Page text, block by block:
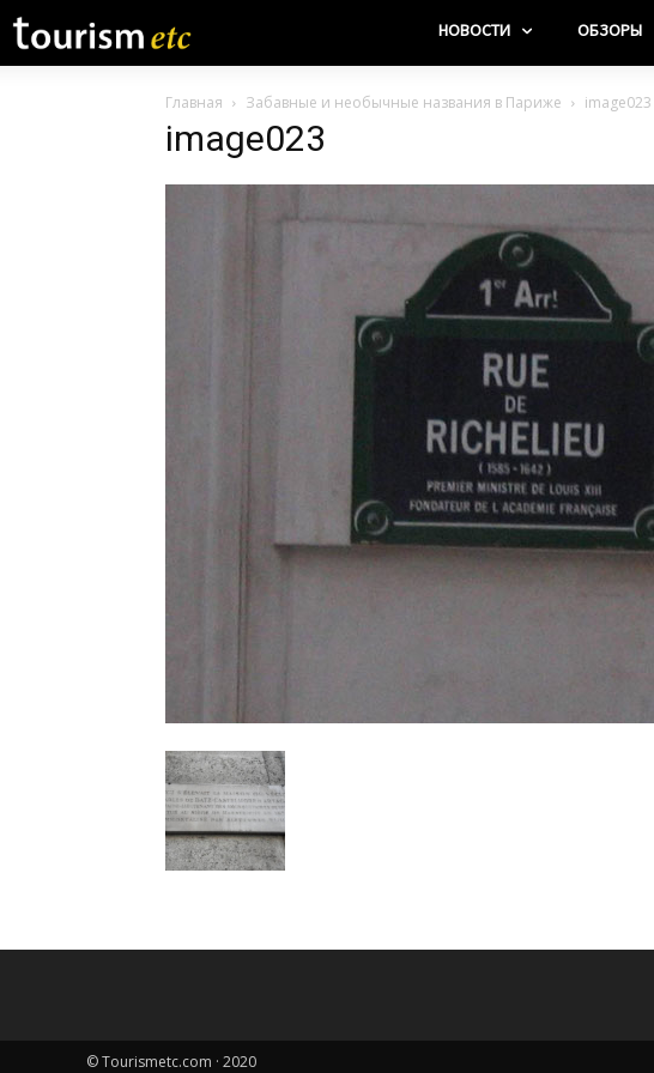
НОВОСТИ ОБЗОРЫ
Главная Забавные и необычные названия в Париже image023
image023
© Tourismetc.com · 2020